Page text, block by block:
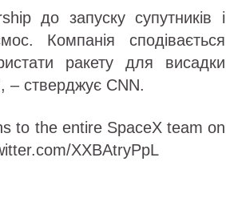
до запуску супутників і
Компанія сподівається
ракету для висадки
– стверджує CNN.
to the entire SpaceX team on
XXBAtryPpL